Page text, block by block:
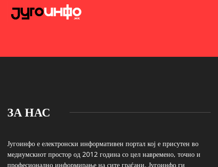
ЗА НАС
Југоинфо е електронски информативен портал кој е присутен во
медиумскиот простор од 2012 година со цел навремено, точно и
професионално информирање на сите граѓани. Југоинфо ги